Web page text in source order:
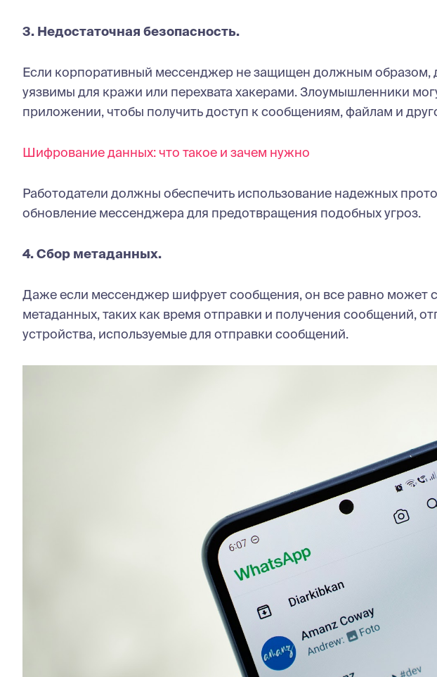
3. Недостаточная безопасность.
Если корпоративный мессенджер не защищен должным образом,
уязвимы для кражи или перехвата хакерами. Злоумышленники
приложении, чтобы получить доступ к сообщениям, файлам и
Шифрование данных: что такое и зачем нужно
Работодатели должны обеспечить использование надежных
обновление мессенджера для предотвращения подобных угроз.
4. Сбор метаданных.
Даже если мессенджер шифрует сообщения, он все равно может
метаданных, таких как время отправки и получения сообщений,
устройства, используемые для отправки сообщений.